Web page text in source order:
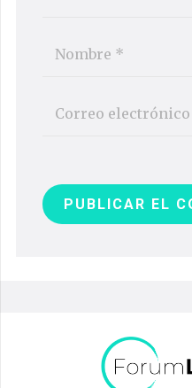
PUBLICAR EL